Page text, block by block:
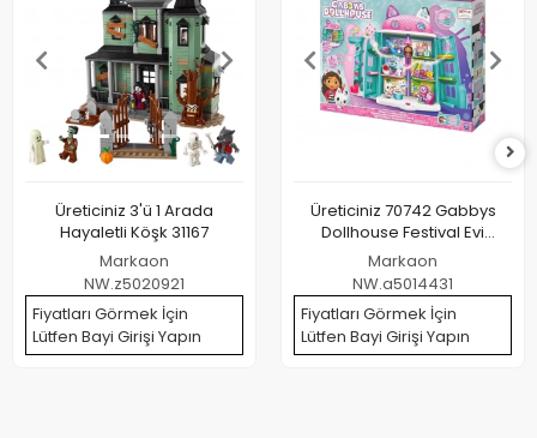
Üreticiniz 3'ü 1 Arada
Hayaletli Köşk 31167
Markaon
NW.z5020921
Fiyatları Görmek İçin
Lütfen Bayi Girişi Yapın
Üreticiniz 70742 Gabbys
Dollhouse Festival Evi
Eğlenceli Müzikli Oyun Seti
63 Cm -spinmaster
Markaon
NW.a5014431
Fiyatları Görmek İçin
Lütfen Bayi Girişi Yapın